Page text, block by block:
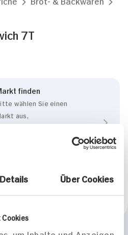
Details Über Cookies
7T
finden
wählen Sie einen
aus,